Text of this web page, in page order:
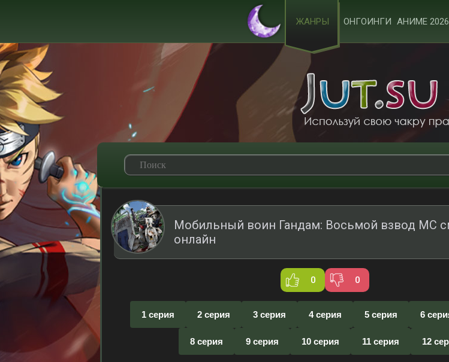
ЖАНРЫ ОНГОИНГИ АНИМЕ 2026
Мобильный воин Гандам: Восьмой взвод МС
онлайн
0 0
1 серия 2 серия 3 серия 4 серия 5 серия 6
8 серия 9 серия 10 серия 11 серия 12